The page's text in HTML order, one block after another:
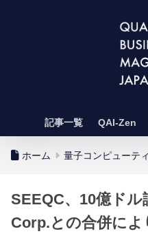
記事一覧 QAI-Zen
ホーム 量子コンピューテ
SEEQC、10億ド
Corp.との合併によ